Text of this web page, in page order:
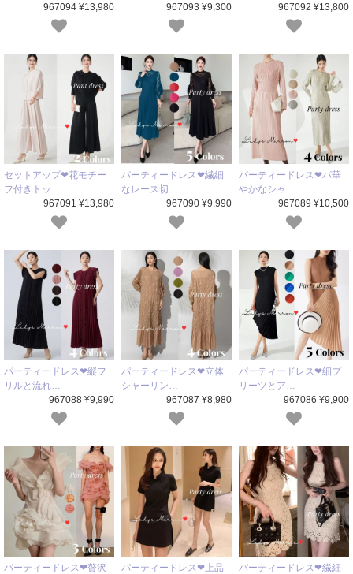
967094 ¥13,980
967093 ¥9,300
967092 ¥13,800
セットアップ❤花モチー
フ付きトッ…
967091 ¥13,980
パーティードレス❤繊細
なレース切…
967090 ¥9,990
パーティードレス❤パ華
やかなシャ…
967089 ¥10,500
パーティードレス❤縦フ
リルと流れ…
967088 ¥9,990
パーティードレス❤立体
シャーリン…
967087 ¥8,980
パーティードレス❤細プ
リーツとア…
967086 ¥9,900
パーティードレス❤贅沢
パーティードレス❤上品
パーティードレス❤繊細